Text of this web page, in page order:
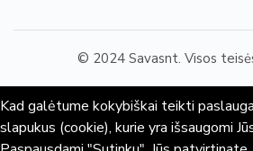
© 2024 Savasnt. Visos
Kad galėtume kokybiškai teikti
slapukus (cookie), kurie yra išsaugomi